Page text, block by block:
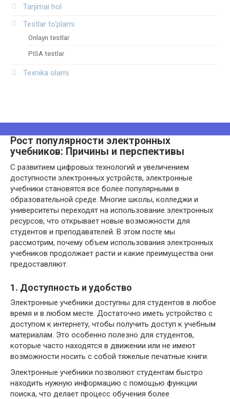
Tarjimai hol
Testlar to‘plami
Onlayn testlar
PISA testlar
Texnika olami
Рост популярности электронных
учебников: Причины и перспективы
С развитием цифровых технологий и увеличением
доступности электронных устройств, электронные
учебники становятся все более популярными в
образовательной среде. Многие школы, колледжи и
университеты переходят на использование электронных
ресурсов, что открывает новые возможности для
студентов и преподавателей. В этом посте мы
рассмотрим, почему объем использования электронных
учебников продолжает расти и какие преимущества они
предоставляют.
1. Доступность и удобство
Электронные учебники доступны для студентов в любое
время и в любом месте. Достаточно иметь устройство с
доступом к интернету, чтобы получить доступ к учебным
материалам. Это особенно полезно для студентов,
которые часто находятся в движении или не имеют
возможности носить с собой тяжелые печатные книги.
Электронные учебники позволяют студентам быстро
находить нужную информацию с помощью функции
поиска, что делает процесс обучения более